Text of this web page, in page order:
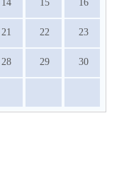
14 15 16
21 22 23
28 29 30